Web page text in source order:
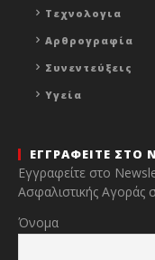
Τεχνολογια
Αρθρογραφία
Συνεντεύξεις
Υγεία
ΕΓΓΡΑΦΕΙΤΕ ΣΤΟ
Εγγραφείτε στο
Ασφαλιστικής Αγοράς
Όνομα